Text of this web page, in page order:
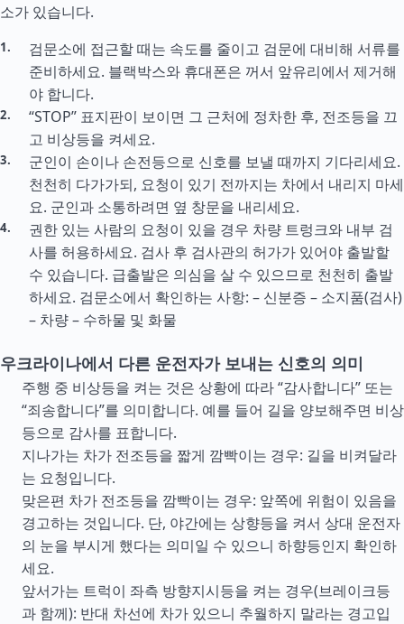
소가 있습니다.
검문소에 접근할 때는 속도를 줄이고 검문에 대비해 서류를
준비하세요. 블랙박스와 휴대폰은 꺼서 앞유리에서 제거해
야 합니다.
“STOP” 표지판이 보이면 그 근처에 정차한 후, 전조등을 끄
고 비상등을 켜세요.
군인이 손이나 손전등으로 신호를 보낼 때까지 기다리세요.
천천히 다가가되, 요청이 있기 전까지는 차에서 내리지 마세
요. 군인과 소통하려면 옆 창문을 내리세요.
권한 있는 사람의 요청이 있을 경우 차량 트렁크와 내부 검
사를 허용하세요. 검사 후 검사관의 허가가 있어야 출발할
수 있습니다. 급출발은 의심을 살 수 있으므로 천천히 출발
하세요. 검문소에서 확인하는 사항: – 신분증 – 소지품(검사)
– 차량 – 수하물 및 화물
우크라이나에서 다른 운전자가 보내는 신호의 의미
주행 중 비상등을 켜는 것은 상황에 따라 “감사합니다” 또는
“죄송합니다”를 의미합니다. 예를 들어 길을 양보해주면 비상
등으로 감사를 표합니다.
지나가는 차가 전조등을 짧게 깜빡이는 경우: 길을 비켜달라
는 요청입니다.
맞은편 차가 전조등을 깜빡이는 경우: 앞쪽에 위험이 있음을
경고하는 것입니다. 단, 야간에는 상향등을 켜서 상대 운전자
의 눈을 부시게 했다는 의미일 수 있으니 하향등인지 확인하
세요.
앞서가는 트럭이 좌측 방향지시등을 켜는 경우(브레이크등
과 함께): 반대 차선에 차가 있으니 추월하지 말라는 경고입